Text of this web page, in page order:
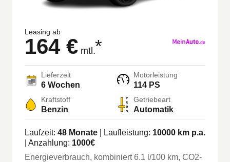
Leasing ab
164 € mtl.*
Lieferzeit
6 Wochen
Motorleistung
114 PS
Kraftstoff
Benzin
Getriebeart
Automatik
Laufzeit: 48 Monate | Laufleistung: 10000 km p.a.
| Anzahlung: 1000€
Energieverbrauch, kombiniert6.1 l/100 km, CO2-